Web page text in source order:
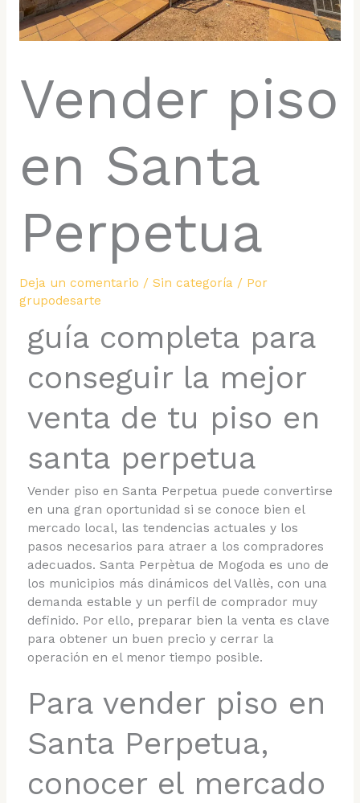
Vender piso
en Santa
Perpetua
Deja un comentario / Sin categoría / Por
grupodesarte
guía completa para
conseguir la mejor
venta de tu piso en
santa perpetua
Vender piso en Santa Perpetua puede convertirse
en una gran oportunidad si se conoce bien el
mercado local, las tendencias actuales y los
pasos necesarios para atraer a los compradores
adecuados. Santa Perpètua de Mogoda es uno de
los municipios más dinámicos del Vallès, con una
demanda estable y un perfil de comprador muy
definido. Por ello, preparar bien la venta es clave
para obtener un buen precio y cerrar la
operación en el menor tiempo posible.
Para vender piso en
Santa Perpetua,
conocer el mercado